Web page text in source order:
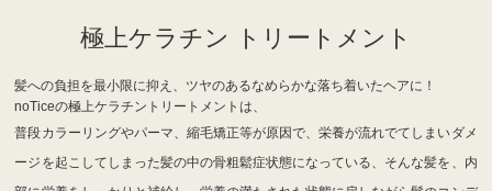
極上ケラチン トリートメント
髪への負担を最小限に抑え、ツヤのあるなめらかな落ち着いたヘアに！
noTiceの極上ケラチントリートメントは、
普段カラーリングやパーマ、縮毛矯正等が原因で、栄養が流れでてしまいダメ
ージを起こしてしまった髪の中の骨粗鬆症状態になっている、そんな髪を、内